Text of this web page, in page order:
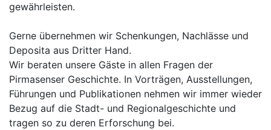
gewährleisten.
Gerne übernehmen wir Schenkungen, Nachlässe und
Deposita aus Dritter Hand.
Wir beraten unsere Gäste in allen Fragen der
Pirmasenser Geschichte. In Vorträgen, Ausstellungen,
Führungen und Publikationen nehmen wir immer wieder
Bezug auf die Stadt- und Regionalgeschichte und
tragen so zu deren Erforschung bei.